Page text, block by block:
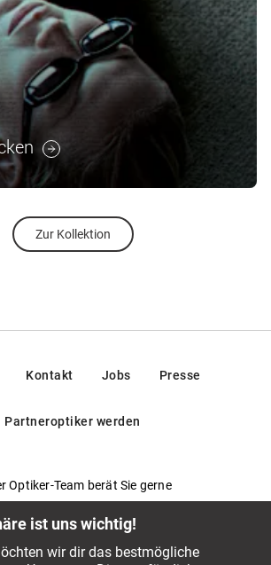
Zur Kollektion
Kontakt Jobs Presse
Partneroptiker werden
Optiker-Team berät Sie gerne
Fragen & Antworten
Service-Chat